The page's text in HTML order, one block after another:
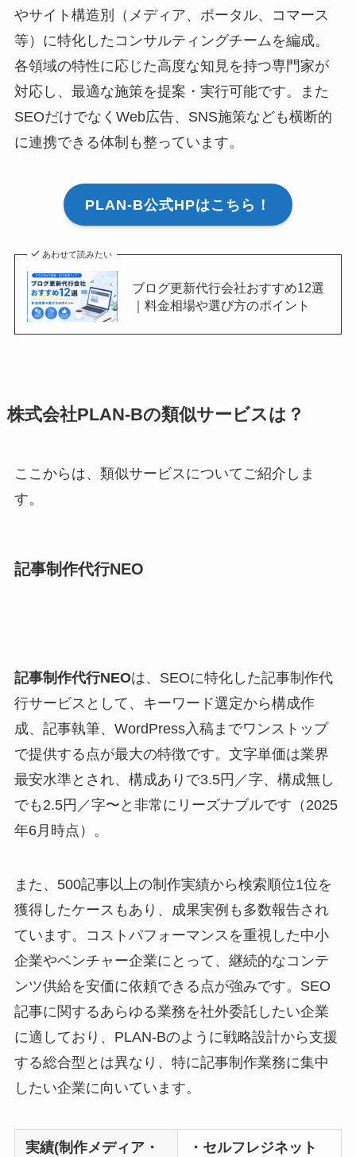
やサイト構造別（メディア、ポータル、コマース
等）に特化したコンサルティングチームを編成。
各領域の特性に応じた高度な知見を持つ専門家が
対応し、最適な施策を提案・実行可能です。また
SEOだけでなくWeb広告、SNS施策なども横断的
に連携できる体制も整っています。
PLAN-B公式HPはこちら！
あわせて読みたい
ブログ更新代行会社おすすめ12選
｜料金相場や選び方のポイント
株式会社PLAN-Bの類似サービスは？
ここからは、類似サービスについてご紹介しま
す。
記事制作代行NEO
記事制作代行NEOは、SEOに特化した記事制作代
行サービスとして、キーワード選定から構成作
成、記事執筆、WordPress入稿までワンストップ
で提供する点が最大の特徴です。文字単価は業界
最安水準とされ、構成ありで3.5円／字、構成無し
でも2.5円／字〜と非常にリーズナブルです（2025
年6月時点）。
また、500記事以上の制作実績から検索順位1位を
獲得したケースもあり、成果実例も多数報告され
ています。コストパフォーマンスを重視した中小
企業やベンチャー企業にとって、継続的なコンテ
ンツ供給を安価に依頼できる点が強みです。SEO
記事に関するあらゆる業務を社外委託したい企業
に適しており、PLAN‑Bのように戦略設計から支援
する総合型とは異なり、特に記事制作業務に集中
したい企業に向いています。
実績(制作メディア・
・セルフレジネット